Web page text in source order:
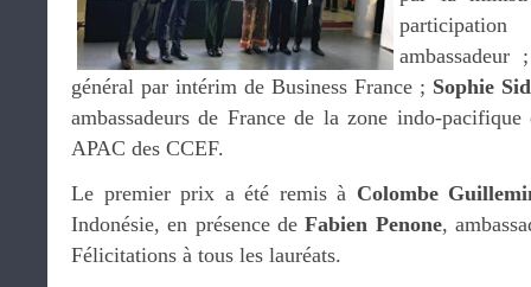
général par intérim de Business France ; Sophie
ambassadeurs de France de la zone indo-
APAC des CCEF.
Le premier prix a été remis à Colombe
Indonésie, en présence deFabien Penone,
Félicitations à tous les lauréats.